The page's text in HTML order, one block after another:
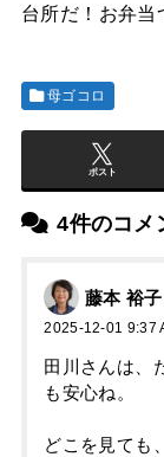
台所だ！お弁当
母ゴコロ
ポスト
4件のコメ
藤本 裕子
2025-12-01 9:37
田川さんは、
も安心ね。
どこを見ても